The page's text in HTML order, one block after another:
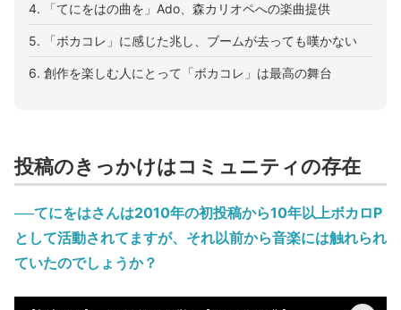
4. 「てにをはの曲を」Ado、森カリオペへの楽曲提供
5. 「ボカコレ」に感じた兆し、ブームが去っても嘆かない
6. 創作を楽しむ人にとって「ボカコレ」は最高の舞台
投稿のきっかけはコミュニティの存在
──てにをはさんは2010年の初投稿から10年以上ボカロP
として活動されてますが、それ以前から音楽には触れられ
ていたのでしょうか？